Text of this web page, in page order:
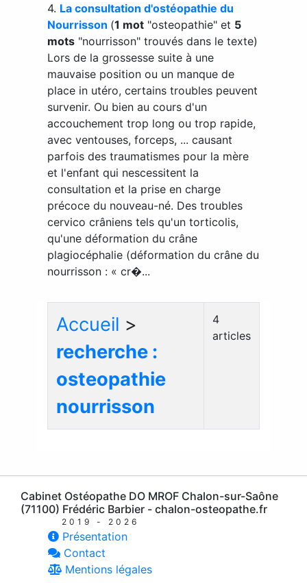
4. La consultation d'ostéopathie du
Nourrisson (1 mot "osteopathie" et 5
mots "nourrisson" trouvés dans le texte)
Lors de la grossesse suite à une
mauvaise position ou un manque de
place in utéro, certains troubles peuvent
survenir. Ou bien au cours d'un
accouchement trop long ou trop rapide,
avec ventouses, forceps, ... causant
parfois des traumatismes pour la mère
et l'enfant qui nescessitent la
consultation et la prise en charge
précoce du nouveau-né. Des troubles
cervico crâniens tels qu'un torticolis,
qu'une déformation du crâne
plagiocéphalie (déformation du crâne du
nourrisson : « cr�...
Accueil >
recherche :
osteopathie
nourrisson
4
articles
Cabinet Ostéopathe DO MROF Chalon-sur-Saône
(71100) Frédéric Barbier - chalon-osteopathe.fr
2019 - 2026
Présentation
Contact
Mentions légales